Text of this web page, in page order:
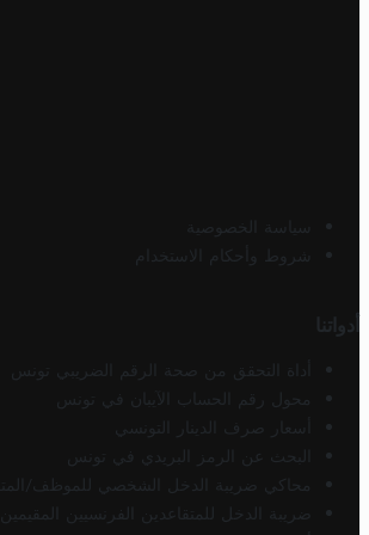
سياسة الخصوصية
شروط وأحكام الاستخدام
أدواتنا
أداة التحقق من صحة الرقم الضريبي تونس
محول رقم الحساب الآيبان في تونس
أسعار صرف الدينار التونسي
البحث عن الرمز البريدي في تونس
محاكي ضريبة الدخل الشخصي للموظف/
ضريبة الدخل للمتقاعدين الفرنسيين